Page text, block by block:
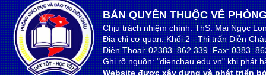
BẢN QUYỀN THUỘC VỀ
Chịu trách nhiệm chính: ThS. Mai Ngọc
Địa chỉ cơ quan: Khối 2 - Thị trấn Diễn
Điện Thoại: 02383. 862 339 Fax: 0383.
Ghi rõ nguồn: "dienchau.edu.vn" khi phát
Website được xây dựng và phát triển